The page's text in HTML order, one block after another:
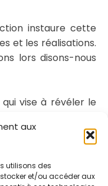
aux
utilisons des
et/ou accéder aux
instaure cette
et les réalisations.
lors disons-nous
vise à révéler le
son partage.